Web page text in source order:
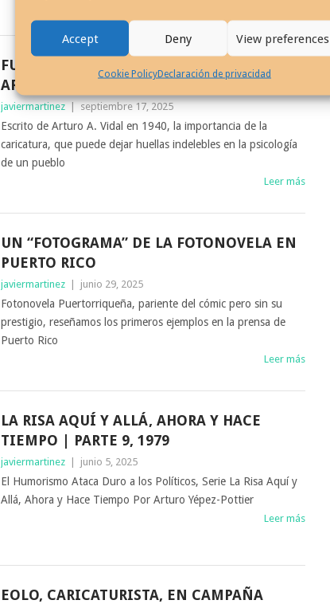
Accept Deny View preferences
Cookie PolicyDeclaración de privacidad
FUNCIÓN SOCIAL DE LA CARICATURA POR
ARTURO A. VIDAL, 1940
javiermartinez | septiembre 17, 2025
Escrito de Arturo A. Vidal en 1940, la importancia de la
caricatura, que puede dejar huellas indelebles en la psicología
de un pueblo
Leer más
UN “FOTOGRAMA” DE LA FOTONOVELA EN
PUERTO RICO
javiermartinez | junio 29, 2025
Fotonovela Puertorriqueña, pariente del cómic pero sin su
prestigio, reseñamos los primeros ejemplos en la prensa de
Puerto Rico
Leer más
LA RISA AQUÍ Y ALLÁ, AHORA Y HACE
TIEMPO | PARTE 9, 1979
javiermartinez | junio 5, 2025
El Humorismo Ataca Duro a los Políticos, Serie La Risa Aquí y
Allá, Ahora y Hace Tiempo Por Arturo Yépez-Pottier
Leer más
EOLO, CARICATURISTA, EN CAMPAÑA